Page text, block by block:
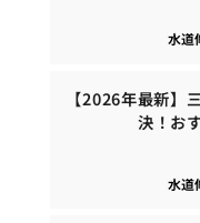
水道
【2026年最新】
決！お
水道